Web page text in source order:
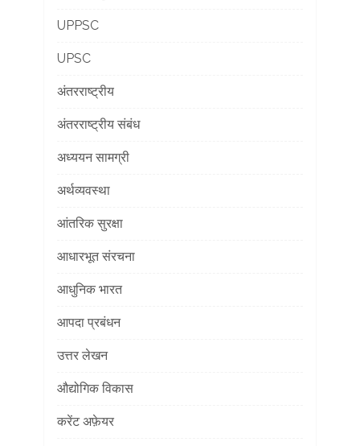
UPPSC
UPSC
अंतरराष्ट्रीय
अंतरराष्ट्रीय संबंध
अध्ययन सामग्री
अर्थव्यवस्था
आंतरिक सुरक्षा
आधारभूत संरचना
आधुनिक भारत
आपदा प्रबंधन
उत्तर लेखन
औद्योगिक विकास
करेंट अफ़ेयर